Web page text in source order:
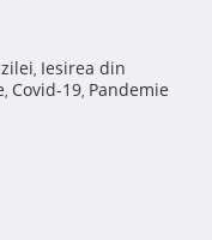
, Iesirea din
, Covid-19, Pandemie